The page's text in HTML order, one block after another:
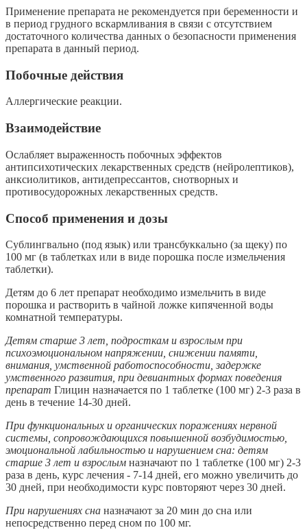
Применение препарата не рекомендуется при беременности и
в период грудного вскармливания в связи с отсутствием
достаточного количества данных о безопасности применения
препарата в данный период.
Побочные действия
Аллергические реакции.
Взаимодействие
Ослабляет выраженность побочных эффектов
антипсихотических лекарственных средств (нейролептиков),
анксиолитиков, антидепрессантов, снотворных и
противосудорожных лекарственных средств.
Способ применения и дозы
Сублингвально (под язык) или трансбуккально (за щеку) по
100 мг (в таблетках или в виде порошка после измельчения
таблетки).
Детям до 6 лет препарат необходимо измельчить в виде
порошка и растворить в чайной ложке кипяченной воды
комнатной температуры.
Детям старше 3 лет, подросткам и взрослым при
психоэмоциональном напряжении, снижении памяти,
внимания, умственной работоспособности, задержке
умственного развития, при девиантных формах поведения
препарат Глицин назначается по 1 таблетке (100 мг) 2-3 раза в
день в течение 14-30 дней.
При функциональных и органических поражениях нервной
системы, сопровождающихся повышенной возбудимостью,
эмоциональной лабильностью и нарушением сна: детям
старше 3 лет и взрослым назначают по 1 таблетке (100 мг) 2-3
раза в день, курс лечения - 7-14 дней, его можно увеличить до
30 дней, при необходимости курс повторяют через 30 дней.
При нарушениях сна назначают за 20 мин до сна или
непосредственно перед сном по 100 мг.